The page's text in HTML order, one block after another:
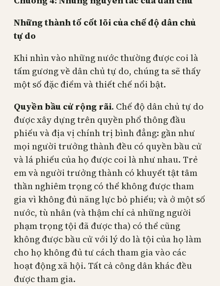
Những thành tố cốt lõi của chế độ dân chủ
tự do
Khi nhìn vào những nước thường được coi là
tấm gương về dân chủ tự do, chúng ta sẽ thấy
một số đặc điểm và thiết chế nổi bật.
Quyền bầu cử rộng rãi. Chế độ dân chủ tự do
được xây dựng trên quyền phổ thông đầu
phiếu và địa vị chính trị bình đẳng: gần như
mọi người trưởng thành đều có quyền bầu cử
và lá phiếu của họ được coi là như nhau. Trẻ
em và người trưởng thành có khuyết tật tâm
thần nghiêm trọng có thể không được tham
gia vì không đủ năng lực bỏ phiếu; và ở một số
nước, tù nhân (và thậm chí cả những người
phạm trọng tội đã được tha) có thể cũng
không được bầu cử với lý do là tội của họ làm
cho họ không đủ tư cách tham gia vào các
hoạt động xã hội. Tất cả công dân khác đều
được tham gia.